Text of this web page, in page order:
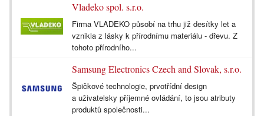
Vladeko spol. s.r.o.
Firma VLADEKO působí na trhu již desítky let a
vznikla z lásky k přírodnímu materiálu - dřevu. Z
tohoto přírodního...
Samsung Electronics Czech and Slovak, s.r.o.
Špičkové technologie, prvotřídní design
a uživatelsky příjemné ovládání, to jsou atributy
produktů společnosti...